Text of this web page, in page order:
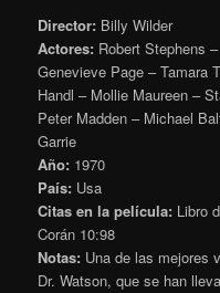
Director: Billy Wilder
Actores: Robert Stephens
Genevieve Page – Tamara
Handl – Mollie Maureen –
Peter Madden – Michael
Garrie
Año: 1970
País: Usa
Citas en la película: Libro
Corán 10:98
Notas: Una de las mejores
Dr. Watson, que se han